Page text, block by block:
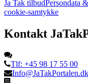
Ja Tak tilbudPersondata
cookie-samtykke
Kontakt
Tlf: +45 98 17 55 00
Info@JaTakPortalen.dk